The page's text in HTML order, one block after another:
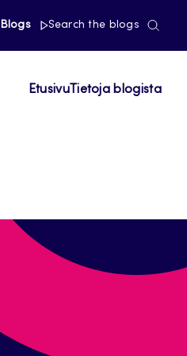
Blogs Search the blogs
EtusivuTietoja blogista